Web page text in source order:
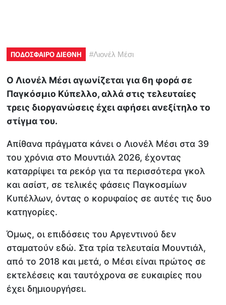
ΠΟΔΟΣΦΑΙΡΟ ΔΙΕΘΝΗ #Λιονέλ Μέσι
Ο Λιονέλ Μέσι αγωνίζεται για 6η φορά σε
Παγκόσμιο Κύπελλο, αλλά στις τελευταίες
τρεις διοργανώσεις έχει αφήσει ανεξίτηλο το
στίγμα του.
Απίθανα πράγματα κάνει ο Λιονέλ Μέσι στα 39
του χρόνια στο Μουντιάλ 2026, έχοντας
καταρρίψει τα ρεκόρ για τα περισσότερα γκολ
και ασίστ, σε τελικές φάσεις Παγκοσμίων
Κυπέλλων, όντας ο κορυφαίος σε αυτές τις δυο
κατηγορίες.
Όμως, οι επιδόσεις του Αργεντινού δεν
σταματούν εδώ. Στα τρία τελευταία Μουντιάλ,
από το 2018 και μετά, ο Μέσι είναι πρώτος σε
εκτελέσεις και ταυτόχρονα σε ευκαιρίες που
έχει δημιουργήσει.